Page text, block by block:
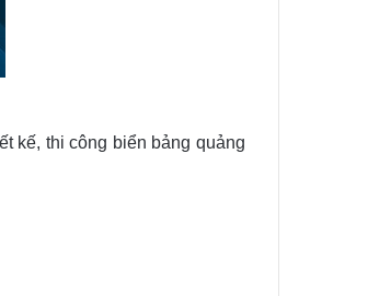
kế, thi công biển bảng quảng